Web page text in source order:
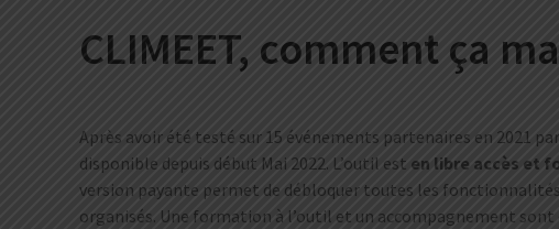
CLIMEET, comment ça
Après avoir été testé sur 15 événements partenaires en 2021
disponible depuis début Mai 2022. L’outil est en libre accès et
version payante permet de débloquer toutes les fonctionnalités
organisés. Une formation à l’outil et un accompagnement